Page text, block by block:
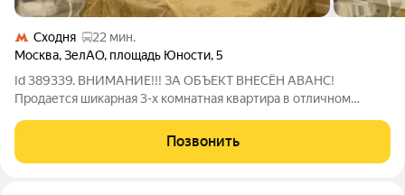
Сходня
22 мин.
Москва,ЗелАО, площадь Юности,5
Id 389339. ВНИМАНИЕ!!! ЗА ОБЪЕКТ ВНЕСЁН АВАНС!
Продается шикарная 3-х комнатная квартира в отличном
кв.м., без учёта лоджий 85,4кв.м. Квартира расположена на
комфортном четвертом этаже.
Позвонить